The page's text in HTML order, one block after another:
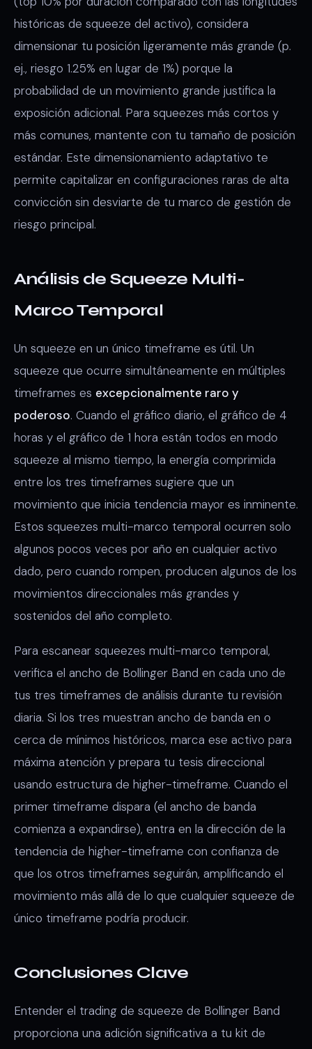
históricas de squeeze del activo), considera
dimensionar tu posición ligeramente más grande (p.
ej., riesgo 1.25% en lugar de 1%) porque la
probabilidad de un movimiento grande justifica la
exposición adicional. Para squeezes más cortos y
más comunes, mantente con tu tamaño de posición
estándar. Este dimensionamiento adaptativo te
permite capitalizar en configuraciones raras de alta
convicción sin desviarte de tu marco de gestión de
riesgo principal.
Análisis de Squeeze Multi-
Marco Temporal
Un squeeze en un único timeframe es útil. Un
squeeze que ocurre simultáneamente en múltiples
timeframes es excepcionalmente raro y
poderoso. Cuando el gráfico diario, el gráfico de 4
horas y el gráfico de 1 hora están todos en modo
squeeze al mismo tiempo, la energía comprimida
entre los tres timeframes sugiere que un
movimiento que inicia tendencia mayor es inminente.
Estos squeezes multi-marco temporal ocurren solo
algunos pocos veces por año en cualquier activo
dado, pero cuando rompen, producen algunos de los
movimientos direccionales más grandes y
sostenidos del año completo.
Para escanear squeezes multi-marco temporal,
verifica el ancho de Bollinger Band en cada uno de
tus tres timeframes de análisis durante tu revisión
diaria. Si los tres muestran ancho de banda en o
cerca de mínimos históricos, marca ese activo para
máxima atención y prepara tu tesis direccional
usando estructura de higher-timeframe. Cuando el
primer timeframe dispara (el ancho de banda
comienza a expandirse), entra en la dirección de la
tendencia de higher-timeframe con confianza de
que los otros timeframes seguirán, amplificando el
movimiento más allá de lo que cualquier squeeze de
único timeframe podría producir.
Conclusiones Clave
Entender el trading de squeeze de Bollinger Band
proporciona una adición significativa a tu kit de